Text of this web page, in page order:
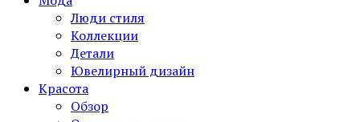
Люди стиля
Коллекции
Детали
Ювелирный дизайн
Красота
Обзор